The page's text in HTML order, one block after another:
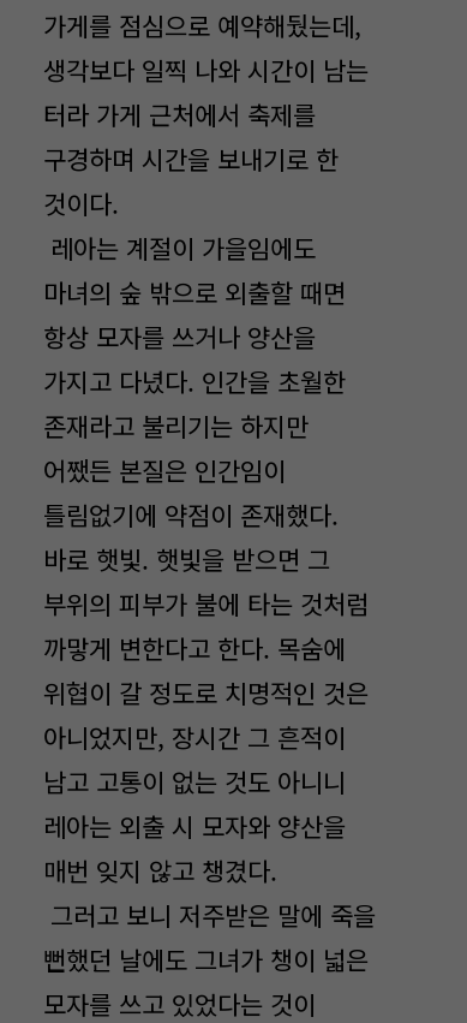
가게를 점심으로 예약해뒀는데,
생각보다 일찍 나와 시간이 남는
터라 가게 근처에서 축제를
구경하며 시간을 보내기로 한
것이다.
레아는 계절이 가을임에도
마녀의 숲 밖으로 외출할 때면
항상 모자를 쓰거나 양산을
가지고 다녔다. 인간을 초월한
존재라고 불리기는 하지만
어쨌든 본질은 인간임이
틀림없기에 약점이 존재했다.
바로 햇빛. 햇빛을 받으면 그
부위의 피부가 불에 타는 것처럼
까맣게 변한다고 한다. 목숨에
위협이 갈 정도로 치명적인 것은
아니었지만, 장시간 그 흔적이
남고 고통이 없는 것도 아니니
레아는 외출 시 모자와 양산을
매번 잊지 않고 챙겼다.
그러고 보니 저주받은 말에 죽을
뻔했던 날에도 그녀가 챙이 넓은
모자를 쓰고 있었다는 것이